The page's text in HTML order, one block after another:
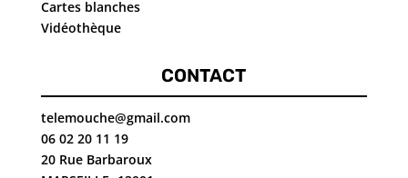
Cartes blanches
Vidéothèque
CONTACT
telemouche@gmail.com
06 02 20 11 19
20 Rue Barbaroux